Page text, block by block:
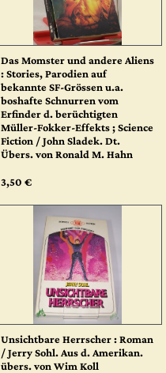
Das Momster und andere Aliens
: Stories, Parodien auf
bekannte SF-Grössen u.a.
boshafte Schnurren vom
Erfinder d. berüchtigten
Müller-Fokker-Effekts ; Science
Fiction / John Sladek. Dt.
Übers. von Ronald M. Hahn
3,50 €
Unsichtbare Herrscher : Roman
/ Jerry Sohl. Aus d. Amerikan.
übers. von Wim Koll